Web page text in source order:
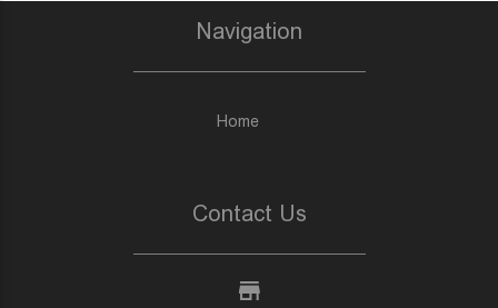
Navigation
Home
Contact Us